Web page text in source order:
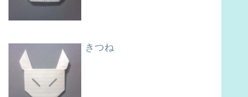
きつね